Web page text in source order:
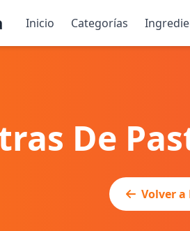
Inicio Categorías
De
Volver a